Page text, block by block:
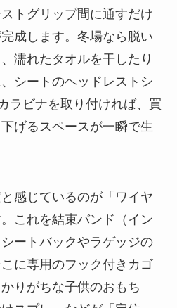
トグリップ間に通すだけ
成します。冬場なら脱い
濡れたタオルを干したり
シートのヘッドレストシ
ラビナを取り付ければ、買
げるスペースが一瞬で生
感じているのが「ワイヤ
これを結束バンド（イン
ートバックやラゲッジの
に専用のフック付きカゴ
りがちな子供のおもち